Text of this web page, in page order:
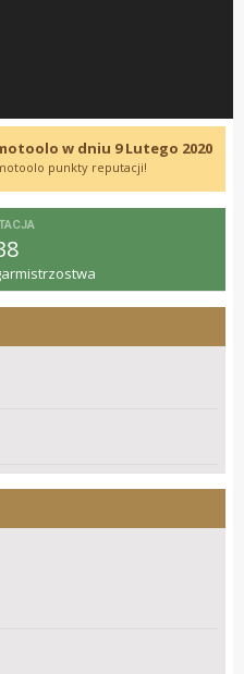
w dniu 9 Lutego 2020
punkty reputacji!